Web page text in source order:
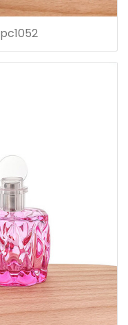
pc1052 زجاجة عطر 30 مل